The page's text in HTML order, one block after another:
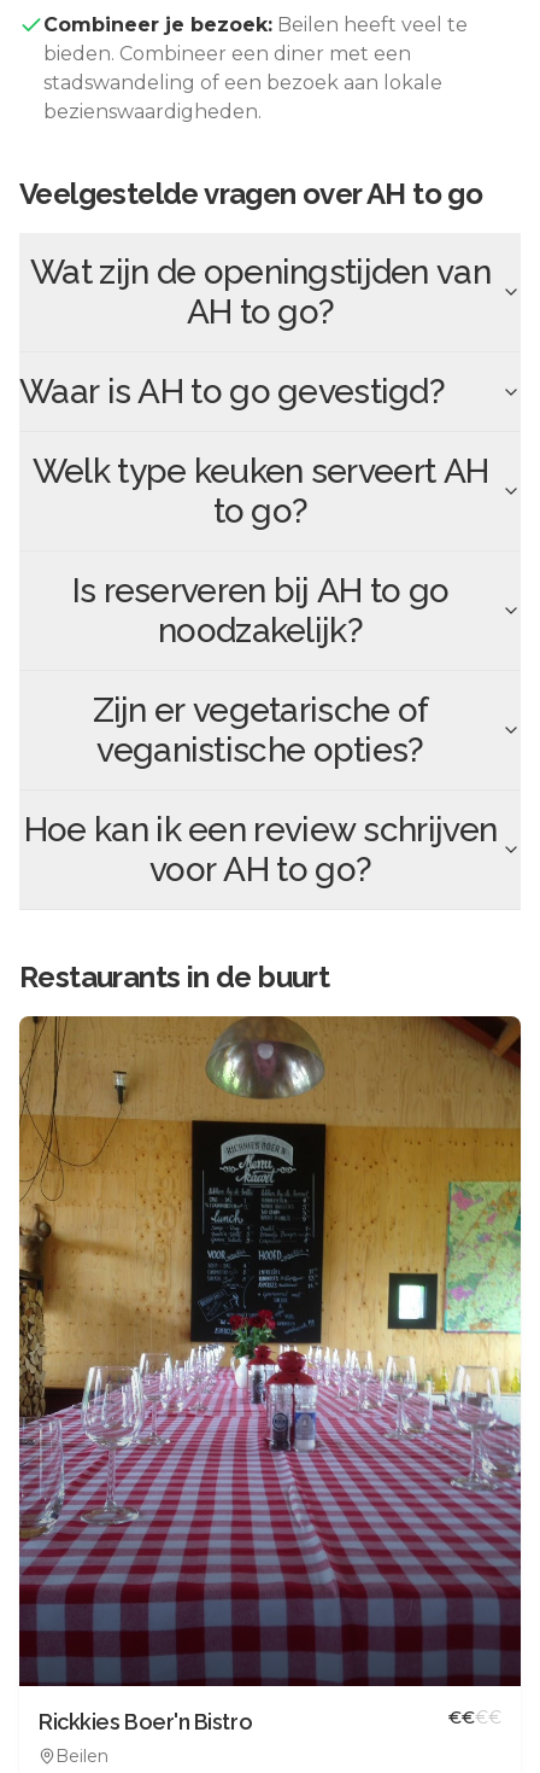
Combineer je bezoek: Beilen heeft veel te
bieden. Combineer een diner met een
stadswandeling of een bezoek aan lokale
bezienswaardigheden.
Veelgestelde vragen overAH to go
Wat zijn de openingstijden van
AH to go?
Waar isAH to gogevestigd?
Welk type keuken serveertAH
to go?
Is reserveren bij AH to go
noodzakelijk?
Zijn er vegetarische of
veganistische opties?
Hoe kan ik een review schrijven
voorAH to go?
Restaurants in de buurt
Rickkies Boer'n Bistro
Beilen
€€€€